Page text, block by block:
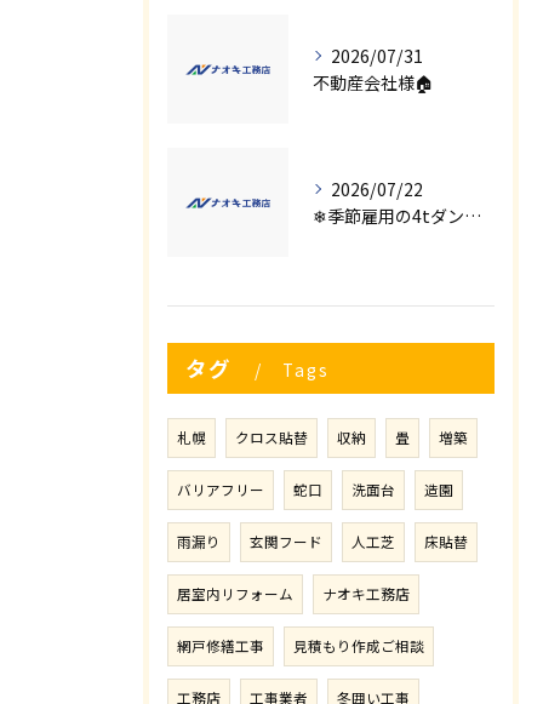
2026/07/31
不動産会社様🏠
2026/07/22
❄季節雇用の4tダンプの運転手募集⛄
タグ Tags
札幌 クロス貼替 収納 畳 増築
バリアフリー 蛇口 洗面台 造園
雨漏り 玄関フード 人工芝 床貼替
居室内リフォーム ナオキ工務店
網戸修繕工事 見積もり作成ご相談
工務店 工事業者 冬囲い工事